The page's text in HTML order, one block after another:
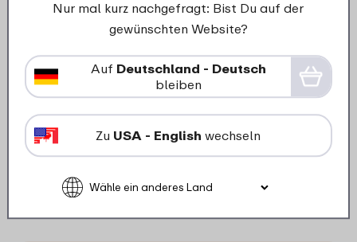
Trinkhalm mit
Sportflasche Twist 600 ml -
Frost grey
519 In den Warenkorb
Nur mal kurz nachgefragt: Bist Du auf der
gewünschten Website?
Auf Deutschland - Deutsch
bleiben
Zu USA - English wechseln